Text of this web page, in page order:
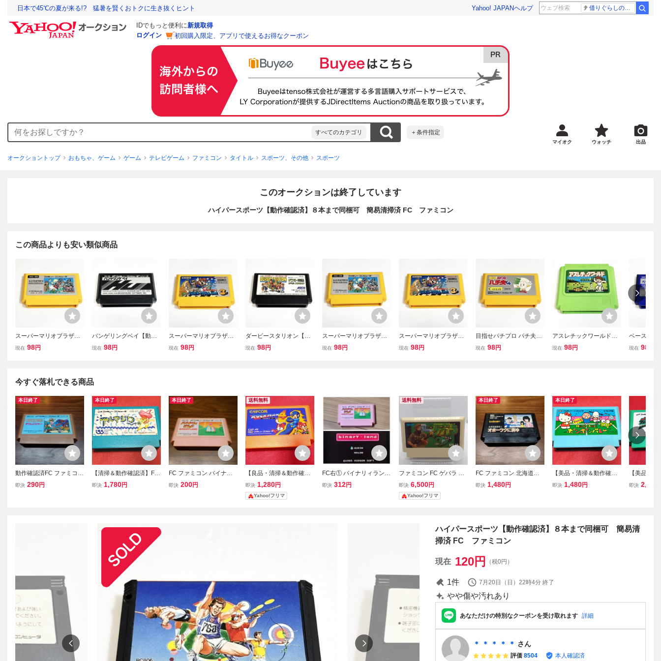
日本で45℃の夏が来る!? 猛暑を賢くおトクに生き抜くヒント Yahoo! JAPANヘルプ 借りぐらしのアリエッティ 耳をすませば
IDでもっと便利に新規取得
ログイン
初回購入限定、アプリで使えるお得なクーポン
すべてのカテゴリ ＋条件指定
マイオク ウォッチ 出品
オークショントップ おもちゃ、ゲーム ゲーム テレビゲーム ファミコン タイトル スポーツ、その他 スポーツ
このオークションは終了しています
ハイパースポーツ【動作確認済】８本まで同梱可 簡易清掃済 FC ファミコン
この商品よりも安い類似商品
スーパーマリオブラザー
ズ【動作確認済】８本ま
現在 98円
バンゲリングベイ【動作
確認済】８本まで同梱
現在 98円
スーパーマリオブラザー
ズ３【動作確認済】８本
現在 98円
ダービースタリオン【動
作確認済】８本まで同梱
現在 98円
スーパーマリオブラザー
ズ【動作確認済】８本ま
現在 98円
スーパーマリオブラザー
ズ３【動作確認済】８本
現在 98円
目指せパチプロ パチ夫く
ん【動作確認済】８本ま
現在 98円
アスレチックワールド
【動作確認済】８本まで
現在 98円
ベースボー
済】８本
現在 98
今すぐ落札できる商品
本日終了
動作確認済FC ファミコン
チャレンジャー ソフトの
即決 290円
本日終了
【清掃＆動作確認済】FC
ファミコン『アルマジ
即決 1,780円
本日終了
FC ファミコン バイナリ
ィランド ハドソン ソフト
即決 200円
送料無料
【良品・清掃＆動作確認
済】FC ファミコン『ロッ
クマン4 新たなる野望!!』
コレクター・マニア必
即決 1,280円
Yahoo!フリマ
FC右① バイナリィランド
ファミコン 端子簡易清掃
即決 312円
送料無料
ファミコン FC ゲバラ カ
セットのみ SNK 簡易清掃
動作確認済
即決 6,500円
Yahoo!フリマ
本日終了
FC ファミコン 北海道連
鎖殺人 オホーツクに消ゆ
即決 1,480円
本日終了
【美品・清掃＆動作確認
済】FC ファミコン『サン
即決 1,480円
【美品・
済】FC フ
即決 2,980
ハイパースポーツ【動作確認済】８本まで同梱可 簡易清
掃済 FC ファミコン
現在 120円 （税0円）
1件 7月20日（日）22時4分 終了
やや傷や汚れあり
あなただけの特別なクーポンを受け取れます 詳細
＊ ＊ ＊ ＊ ＊ さん
評価 8504 本人確認済